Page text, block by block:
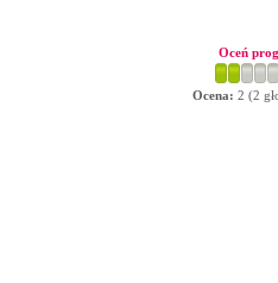
Oceń
Ocena: 2 (2